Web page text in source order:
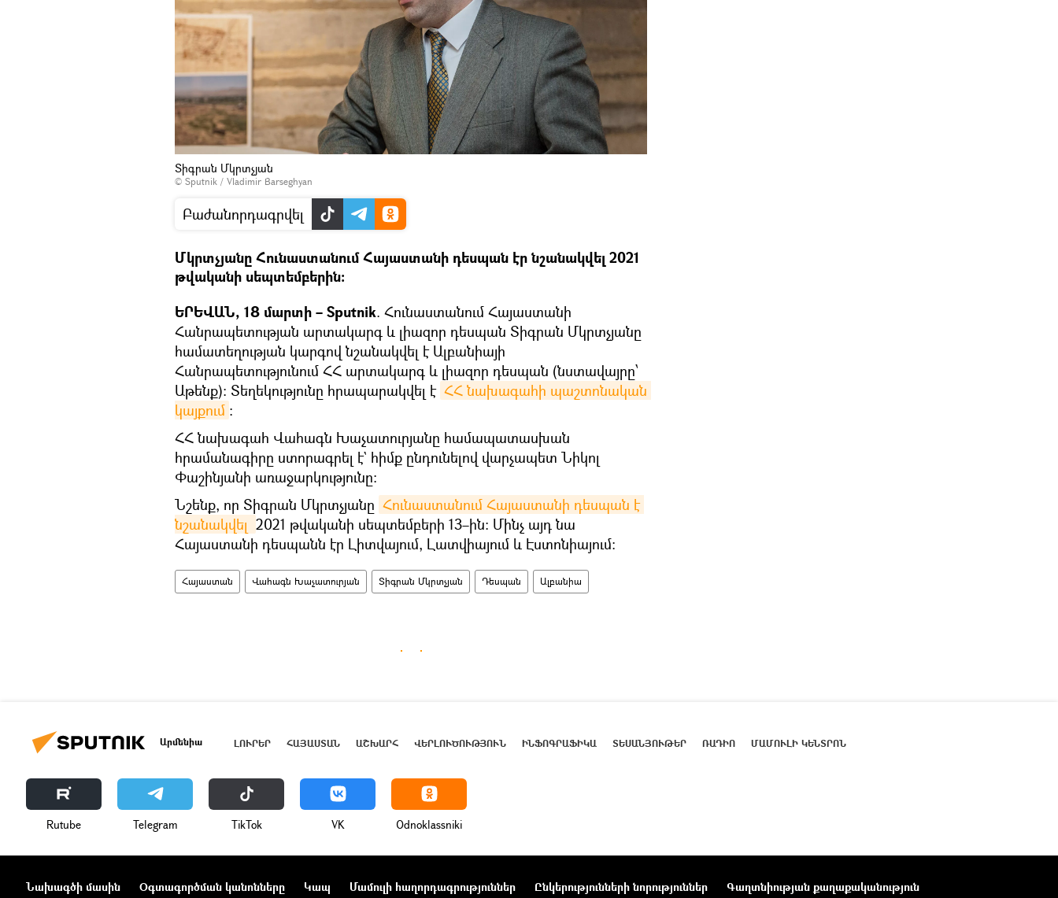
Տիգրան Մկրտչյան
© Sputnik / Vladimir Barseghyan
Բաժանորդագրվել
Մկրտչյանը Հունաստանում Հայաստանի դեսպան էր նշանակվել 2021
թվականի սեպտեմբերին:
ԵՐԵՎԱՆ, 18 մարտի – Sputnik. Հունաստանում Հայաստանի
Հանրապետության արտակարգ և լիազոր դեսպան Տիգրան Մկրտչյանը
համատեղության կարգով նշանակվել է Ալբանիայի
Հանրապետությունում ՀՀ արտակարգ և լիազոր դեսպան (նստավայրը՝
Աթենք)։ Տեղեկությունը հրապարակվել է ՀՀ նախագահի պաշտոնական
կայքում ։
ՀՀ նախագահ Վահագն Խաչատուրյանը համապատասխան
հրամանագիրը ստորագրել է` հիմք ընդունելով վարչապետ Նիկոլ
Փաշինյանի առաջարկությունը։
Նշենք, որ Տիգրան Մկրտչյանը Հունաստանում Հայաստանի դեսպան է
նշանակվել 2021 թվականի սեպտեմբերի 13–ին: Մինչ այդ նա
Հայաստանի դեսպանն էր Լիտվայում, Լատվիայում և Էստոնիայում։
Հայաստան Վահագն Խաչատուրյան Տիգրան Մկրտչյան Դեսպան Ալբանիա
Արմենիա ԼՈՒՐԵՐ ՀԱՅԱՍՏԱՆ ԱՇԽԱՐՀ ՎԵՐԼՈՒԾՈՒԹՅՈՒՆ ԻՆՖՈԳՐԱՖԻԿԱ ՏԵՍԱՆՅՈՒԹԵՐ ՌԱԴԻՈ ՄԱՄՈՒԼԻ ԿԵՆՏՐՈՆ
Rutube Telegram ТikТоk VK Odnoklassniki
Նախագծի մասին Օգտագործման կանոնները Կապ Մամուլի հաղորդագրություններ Ընկերությունների նորություններ Գաղտնիության քաղաքականություն